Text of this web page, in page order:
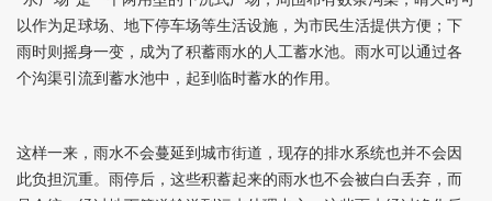
以作为足球场、地下停车场等生活设施，为市民生活提供方便；下
雨时则摇身一变，成为了积蓄雨水的人工蓄水池。雨水可以通过各
个沟渠引流到蓄水池中，起到临时蓄水的作用。
这样一来，雨水不会蔓延到城市街道，现存的排水系统也并不会因
此负担沉重。雨停后，这些积蓄起来的雨水也不会被白白丢弃，而